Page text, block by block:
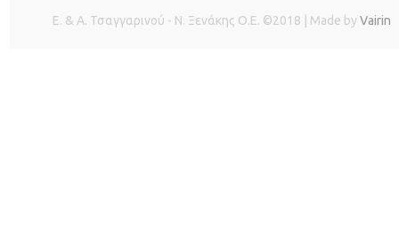
Ε. & Α. Τσαγγαρινού - Ν. Ξενάκης O.E. ©2018 | Made byVairin